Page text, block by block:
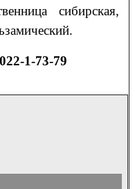
сибирская,
1-73-79